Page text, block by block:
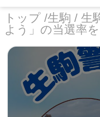
トップ /生駒 / 生
よう」の当選率